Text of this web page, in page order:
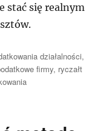
stać się realnym
działalności,
firmy, ryczałt